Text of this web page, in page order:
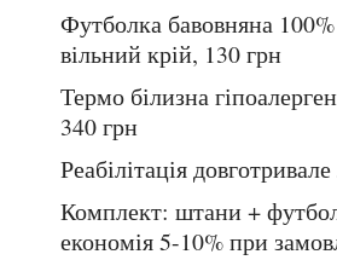
Футболка бавовняна
вільний крій, 130 грн
Термо білизна
340 грн
Реабілітація
Комплект: штани +
економія 5-10% при